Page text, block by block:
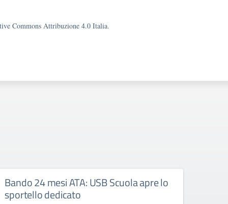
Commons Attribuzione 4.0 Italia.
Bando 24 mesi ATA: USB Scuola apre lo
sportello dedicato